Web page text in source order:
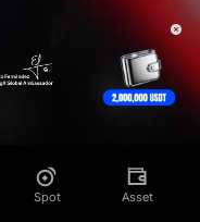
Spot Asset